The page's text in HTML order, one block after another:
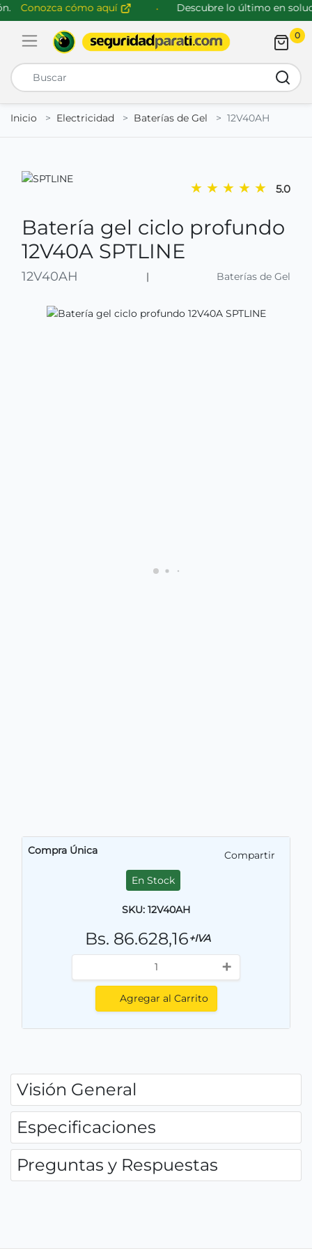
Conozca cómo aquí Descubre lo último en
Abrir menú de navegación
0
Inicio
Electricidad Baterías de Gel 12V40AH
★ ★ ★ ★ ★ 5.0
Batería gel ciclo profundo
12V40A SPTLINE
12V40AH | Baterías de Gel
Compra Única
Compartir
En Stock
SKU: 12V40AH
Bs. 86.628,16+IVA
+
Agregar al Carrito
Visión General
Especificaciones
Preguntas y Respuestas